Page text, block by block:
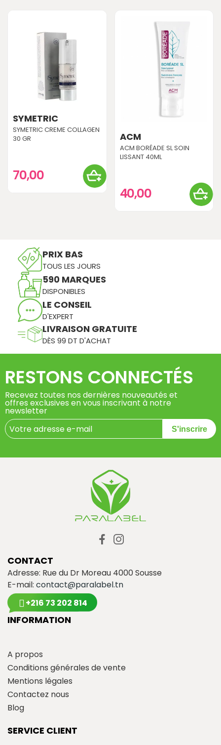
SYMETRIC
SYMETRIC CREME COLLAGEN
30 GR
70,00
ACM
ACM BORÉADE SL SOIN
LISSANT 40ML
40,00
PRIX BAS
TOUS LES JOURS
590 MARQUES
DISPONIBLES
LE CONSEIL
D'EXPERT
LIVRAISON GRATUITE
DÈS 99 DT D'ACHAT
RESTONS CONNECTÉS
Recevez toutes nos dernières nouveautés et
offres exclusives en vous inscrivant à notre
newsletter
S'inscrire
CONTACT
Adresse: Rue du Dr Moreau 4000 Sousse
E-mail: contact@paralabel.tn
+216 73 202 814
INFORMATION
A propos
Conditions générales de vente
Mentions légales
Contactez nous
Blog
SERVICE CLIENT